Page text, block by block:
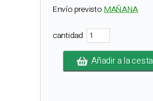
Envío previstoMAÑANA
cantidad
Añadir a la cesta